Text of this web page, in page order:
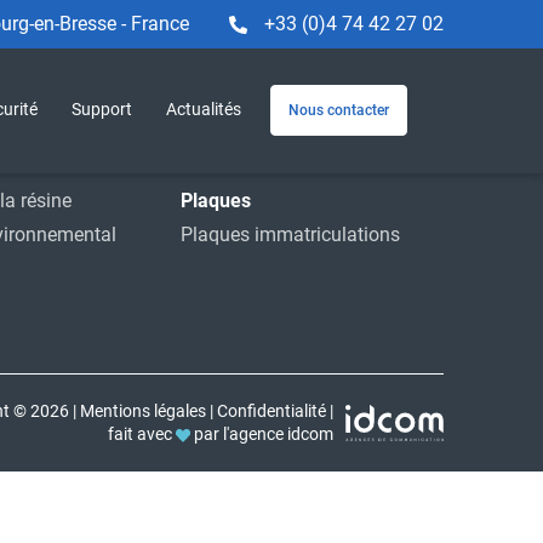
en-Bresse - France +33 (0)4 74 42 27 02
Support Actualités Nous contacter
résine
Machines
Plaques
Plaques immatriculations
© 2026 | Mentions légales |Confidentialité |
fait avec
par l'agence idcom